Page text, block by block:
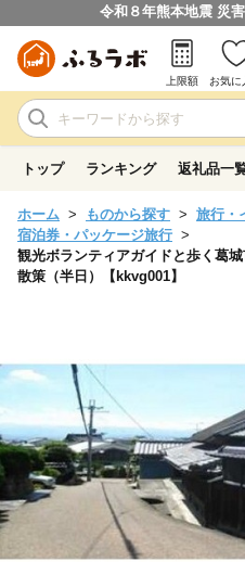
令和８年熊本地震 災
上限額 お気に
トップ ランキング 返礼品一
ホーム ものから探す
旅行・
宿泊券・パッケージ旅行
観光ボランティアガイドと歩く葛
散策（半日）【kkvg001】